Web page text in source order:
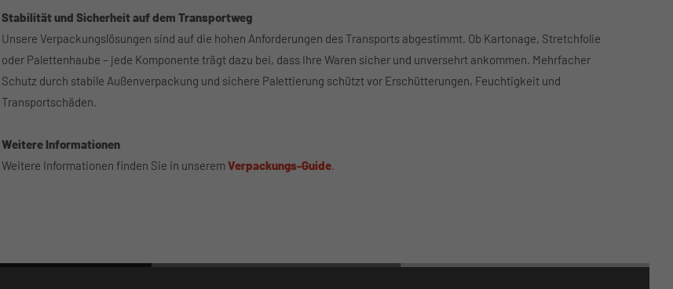
Stabilität und Sicherheit auf dem Transportweg
Unsere Verpackungslösungen sind auf die hohen Anforderungen des Transports abgestimmt. Ob Kartonage, Stretchfolie
oder Palettenhaube – jede Komponente trägt dazu bei, dass Ihre Waren sicher und unversehrt ankommen. Mehrfacher
Schutz durch stabile Außenverpackung und sichere Palettierung schützt vor Erschütterungen, Feuchtigkeit und
Transportschäden.
Weitere Informationen
Weitere Informationen finden Sie in unserem Verpackungs-Guide.